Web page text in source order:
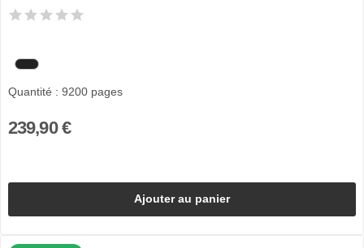
Quantité : 9200 pages
239,90 €
Ajouter au panier